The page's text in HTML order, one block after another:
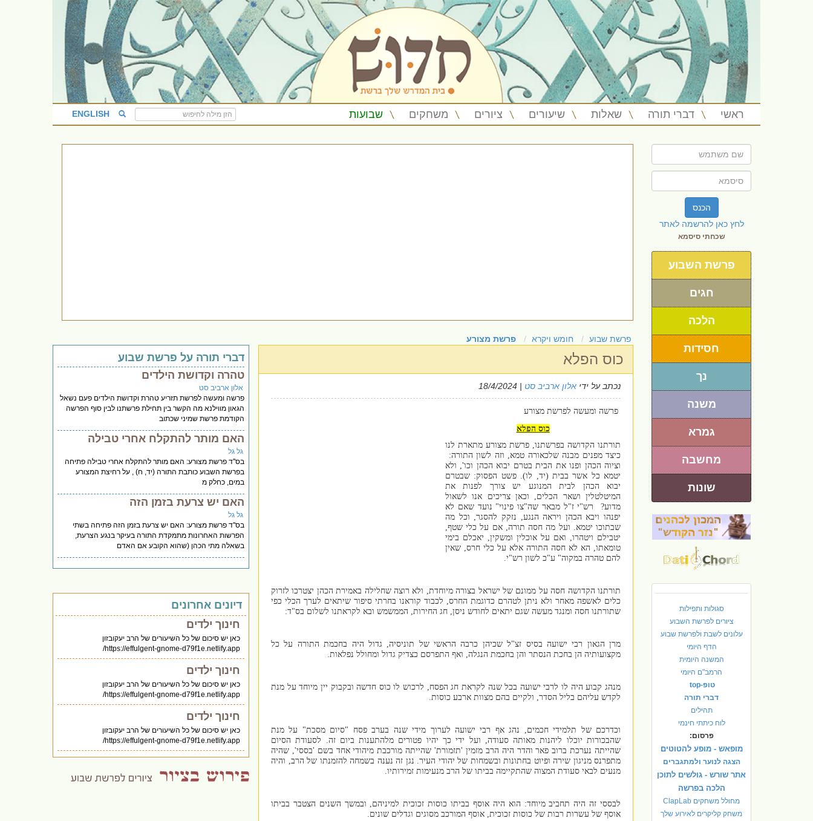
ראשי דברי תורה שאלות שיעורים ציורים משחקים שבועות ENGLISH
הכנס
לחץ כאן להרשמה לאתר
שכחתי סיסמא
פרשת השבוע
חגים
הלכה
חסידות
נך
משנה
גמרא
מחשבה
שונות
סגולות ותפילות
ציורים לפרשת השבוע
עלונים לשבת ולפרשת שבוע
הדף היומי
המשנה היומית
הרמב"ם היומי
טופ-top
דברי תורה
תהילים
לוח כיתתי חינמי
פרסום:
מופאש - מופע להטוטים
הצגה לנוער ולמתגברים
אתר שורש - גולשים לתוכן
הלכה בפרשה
מחולל משחקים ClapLab
משחק קליקרים לאירוע שלך
פרשת שבוע חומש ויקרא פרשת מצורע
כוס הפלא
נכתב על ידי אלון ארביב סט | 18/4/2024
פרשה ומעשה לפרשת מצורע
כוס הפלא
תורתנו הקדושה בפרשתנו, פרשת מצורע מתארת לנו
כיצד מפנים מבנה שלכאורה טמא, וזה לשון התורה:
וציוה הכהן ופנו את הבית בטרם יבוא הכהן וכו', ולא
יטמא כל אשר בבית (יד, לו). פשט הפסוק: שבטרם
יבוא הכהן לבית המנוגע יש צורך לפנות את
המיטלטלין ושאר הכלים, וכאן צריכים אנו לשאול
מדוע?
רש"י ז"ל מבאר שה"צו פינוי" נועד שאם לא
יפנהו ויבא הכהן ויראה הנגע, נזקק להסגר, וכל מה
שבתוכו יטמא. ועל מה חסה תורה, אם על כלי שטף,
יטבילם ויטהרו, ואם על אוכלין ומשקין, יאכלם בימי
טומאתו, הא לא חסה התורה אלא על כלי חרס, שאין
להם טהרה במקוה" ע"כ לשון רש"י.
תורתנו הקדושה חסה על ממונם של ישראל בצורה מיוחדת, ולא רוצה שחלילה באמירת הכהן יצטרכו לזרוק
כלים לאשפה מאחר ולא ניתן לטהרם כדוגמת החרס, לכבוד קוראנו בחרתי סיפור שיתאים לערך הכלי כפי
שתורתנו חסה ומנגד מעשה שגם יתאים לחודש ניסן, חג החירות, הממשמש ובא לקראתנו לשלום בס"ד:
מרן הגאון רבי ישועה בסיס זצ"ל שכיהן כרבה הראשי של תוניסיה, גדול היה בחכמת התורה על כל
מקצועותיה הן בחכת הנסתר והן בחכמת הנגלה, ואף התפרסם כצדיק גדול ומחולל נפלאות.
מנהג קבוע היה לו לרבי ישועה בכל שנה לקראת חג הפסח, לרכוש לו כוס חדשה ובקבוק יין מיוחד על מנת
לקדש עליהם בליל הסדר, ולקיים בהם מצוות ארבע כוסות.
וכדרכם של תלמידי חכמים, נהג אף רבי ישועה לערוך מידי שנה בערב פסח "סיום מסכת" על מנת
שהבכורות יוכלו ליהנות מאותה סעודה, ועל ידי כך יהיו פטורים מלהתענות ביום זה. לסעודת הסיום
שהייתה נערכת ברוב פאר והדר היה הרב מזמין 'תזמורת' שהייתה מורכבת מיהודי אחד בשם 'בססי', שהיה
מתפרנס מניגון שירה ופיוט בחתונות ובשמחות של יהודי העיר. נגן זה נענה בשמחה להזמנתו של הרב, והיה
מנעים לבאי סעודת המצוה שהתקיימה בביתו של הרב מנעימות זמירותיו.
לבססי זה היה תחביב מיוחד: הוא היה אוסף בביתו כוסות זכוכית למיניהם, ובמשך השנים הצטבר בביתו
אוסף של עשרות רבות של כוסות זכוכית, אוסף המורכב מסוגים וגדלים שונים.
דברי תורה על פרשת שבוע
טהרה וקדושת הילדים
אלון ארביב סט
פרשה ומעשה לפרשת תזריע טהרת וקדושת הילדים פעם נשאל
הגאון מווילנא מה הקשר בין תחילת פרשתנו לבין סוף הפרשה
הקודמת פרשת שמיני שכתוב
האם מותר להתקלח אחרי טבילה
גל גל
בס''ד פרשת מצורע: האם מותר להתקלח אחרי טבילה פתיחה
בפרשת השבוע כותבת התורה (יד, ח) , על רחיצת המצורע
במים, כחלק מ
האם יש צרעת בזמן הזה
גל גל
בס''ד פרשת מצורע: האם יש צרעת בזמן הזה פתיחה בשתי
הפרשות האחרונות מתמקדת התורה בעיקר בנגע הצרעת,
בשאלה מתי הכהן (שהוא הקובע אם האדם
דיונים אחרונים
חינוך ילדים
כאן יש סיכום של כל השיעורים של הרב יעקובזון
https://effulgent-gnome-d79f1e.netlify.app/
חינוך ילדים
כאן יש סיכום של כל השיעורים של הרב יעקובזון
https://effulgent-gnome-d79f1e.netlify.app/
חינוך ילדים
כאן יש סיכום של כל השיעורים של הרב יעקובזון
https://effulgent-gnome-d79f1e.netlify.app/